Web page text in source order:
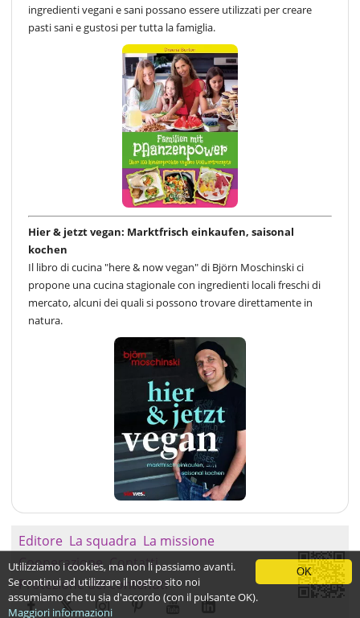
ingredienti vegani e sani possano essere utilizzati per creare
pasti sani e gustosi per tutta la famiglia.
Hier & jetzt vegan: Marktfrisch einkaufen, saisonal
kochen
Il libro di cucina "here & now vegan" di Björn Moschinski ci
propone una cucina stagionale con ingredienti locali freschi di
mercato, alcuni dei quali si possono trovare direttamente in
natura.
Editore La squadra La missione
Cooperazione Contatti
Protezione dei contenuti
OK
Utilizziamo i cookies, ma non li passiamo avanti.
Se continui ad utilizzare il nostro sito noi
assumiamo che tu sia d'accordo (con il pulsante OK).
Maggiori informazioni